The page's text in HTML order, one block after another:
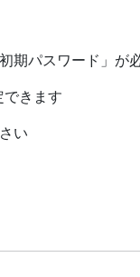
期パスワード」が
できます
い